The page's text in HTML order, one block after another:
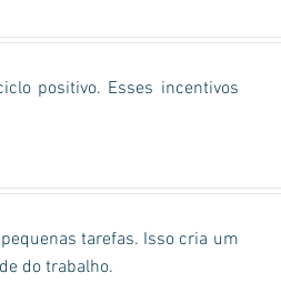
positivo. Esses incentivos
tarefas. Isso cria um
do trabalho.